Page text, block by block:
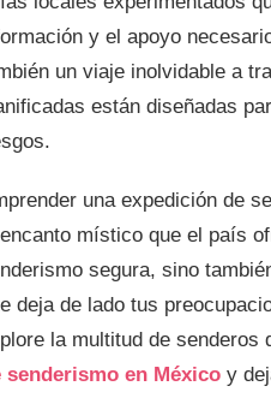
y el apoyo
un viaje inolvidable a
están diseñadas
una expedición de
místico que el país
segura, sino
deja de lado tus
la multitud de senderos
senderismo en México y